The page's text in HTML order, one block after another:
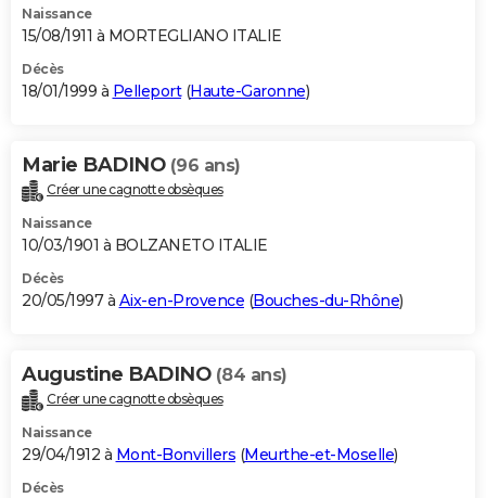
Naissance
15/08/1911 à MORTEGLIANO ITALIE
Décès
18/01/1999 à Pelleport(Haute-Garonne)
Marie BADINO (96 ans)
Créer une cagnotte obsèques
Naissance
10/03/1901 à BOLZANETO ITALIE
Décès
20/05/1997 à Aix-en-Provence (Bouches-du-Rhône)
Augustine BADINO (84 ans)
Créer une cagnotte obsèques
Naissance
29/04/1912 à Mont-Bonvillers (Meurthe-et-Moselle)
Décès